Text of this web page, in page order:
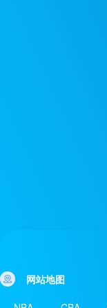
网站地图